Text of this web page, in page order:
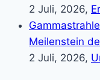
2 Juli, 2026,
Meilenstein
2 Juli, 2026,